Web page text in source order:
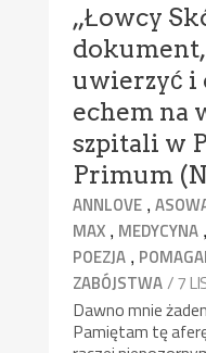
„Łowcy
uwierzyć i
echem na
szpitali w
Primum
ANNLOVE ,
MAX , MEDYCYNA ,
POEZJA ,
ZABÓJSTWA/ 7
Dawno mnie
Pamiętam tę